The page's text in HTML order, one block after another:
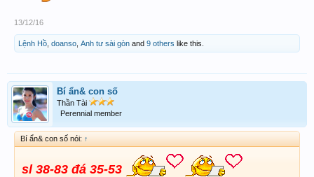
13/12/16
Lệnh Hồ doanso Anh tư sài gòn and 9 others like this.
Bí ẩn& con số
Thần Tài
Perennial member
Bí ẩn& con số nói: ↑
sl 38-83 đá 35-53